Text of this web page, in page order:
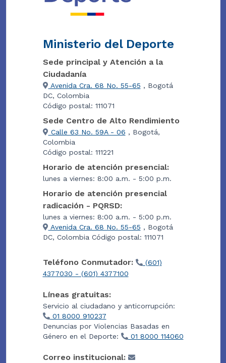
Ministerio del Deporte
Sede principal y Atención a la
Ciudadanía
Avenida Cra. 68 No. 55-65 , Bogotá
DC, Colombia
Código postal: 111071
Sede Centro de Alto Rendimiento
Calle 63 No. 59A - 06 , Bogotá,
Colombia
Código postal: 111221
Horario de atención presencial:
lunes a viernes: 8:00 a.m. - 5:00 p.m.
Horario de atención presencial
radicación - PQRSD:
lunes a viernes: 8:00 a.m. - 5:00 p.m.
Avenida Cra. 68 No. 55-65 , Bogotá
DC, Colombia Código postal: 111071
Teléfono Conmutador:
(601)
4377030 - (601) 4377100
Líneas gratuitas:
Servicio al ciudadano y anticorrupción:
01 8000 910237
Denuncias por Violencias Basadas en
Género en el Deporte:
01 8000 114060
Correo institucional: